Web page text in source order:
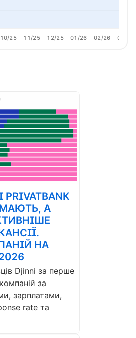
10/25 11/25 12/25 01/26 02/26 03/26
PRIVATBANK
А
НА
Djinni за перше
за
зарплатами,
rate та